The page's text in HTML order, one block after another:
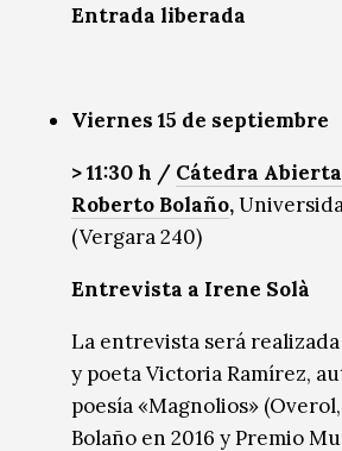
Entrada liberada
Viernes 15 de septiembre
> 11:30 h / Cátedra
Roberto Bolaño,
(Vergara 240)
Entrevista a Irene Solà
La entrevista será
y poeta Victoria Ramírez,
poesía «Magnolios»
Bolaño en 2016 y Premio